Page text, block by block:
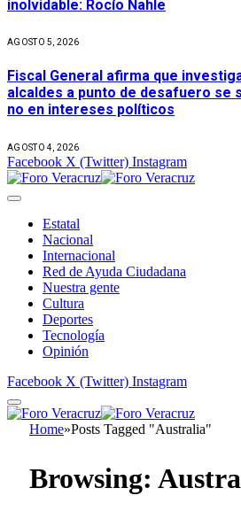
inolvidable: Rocío Nahle
AGOSTO 5, 2026
Fiscal General afirma que
alcaldes a punto de desafuero se
no en intereses políticos
AGOSTO 4, 2026
Facebook X (Twitter) Instagram
Estatal
Nacional
Internacional
Red de Ayuda Ciudadana
Nuestra gente
Cultura
Deportes
Tecnología
Opinión
Facebook X (Twitter) Instagram
Home»Posts Tagged "Australia"
Browsing: